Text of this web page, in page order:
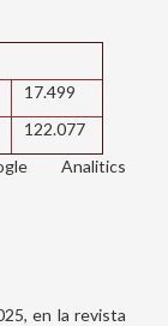
17.499
122.077
Analitics
en la revista